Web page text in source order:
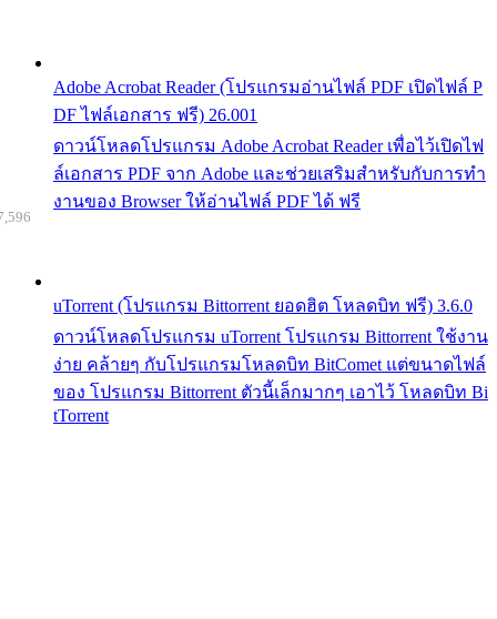
Adobe Acrobat Reader (โปรแกรมอ่านไฟล์ PDF เปิดไฟล์ P
DF ไฟล์เอกสาร ฟรี) 26.001
ดาวน์โหลดโปรแกรม Adobe Acrobat Reader เพื่อไว้เปิดไฟ
ล์เอกสาร PDF จาก Adobe และช่วยเสริมสำหรับกับการทำ
งานของ Browser ให้อ่านไฟล์ PDF ได้ ฟรี
uTorrent (โปรแกรม Bittorrent ยอดฮิต โหลดบิท ฟรี) 3.6.0
ดาวน์โหลดโปรแกรม uTorrent โปรแกรม Bittorrent ใช้งาน
ง่าย คล้ายๆ กับโปรแกรมโหลดบิท BitComet แต่ขนาดไฟล์
ของ โปรแกรม Bittorrent ตัวนี้เล็กมากๆ เอาไว้ โหลดบิท Bi
tTorrent